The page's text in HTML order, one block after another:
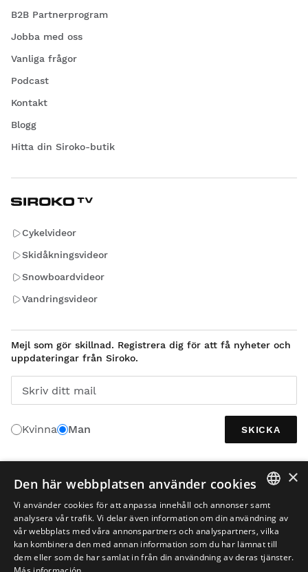
B2B Partnerprogram
Jobba med oss
Vanliga frågor
Podcast
Kontakt
Blogg
Hitta din Siroko-butik
Cykelvideor
Skidåkningsvideor
Snowboardvideor
Vandringsvideor
Mejl som gör skillnad. Registrera dig för att få nyheter och
uppdateringar från Siroko.
Skriv ditt mail
Kvinna Man SKICKA
SVENSKA
SPANISH
ENGLISH
GREEK
×
Den här webbplatsen använder cookies
Vi använder cookies för att anpassa innehåll och annonser samt
analysera vår trafik. Vi delar även information om din användning av
vår webbplats med våra annonspartners och analyspartners, vilka
kan kombinera den med annan information som du har lämnat till
dem eller som de har samlat in från din användning av deras tjänster.